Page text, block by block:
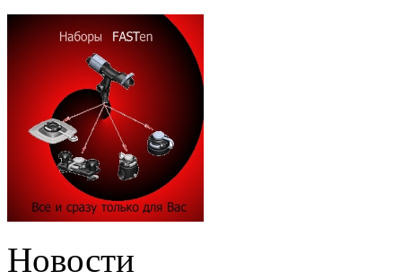
Новости